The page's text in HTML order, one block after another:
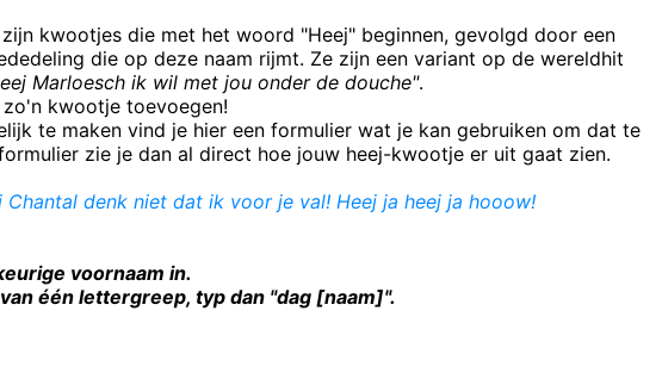
kwootjes die met het woord "Heej" beginnen, gevolgd door een
die op deze naam rijmt. Ze zijn een variant op de wereldhit
Marloesch ik wil met jou onder de douche".
kwootje toevoegen!
te maken vind je hier een formulier wat je kan gebruiken om dat te
zie je dan al direct hoe jouw heej-kwootje er uit gaat zien.
Chantal denk niet dat ik voor je val! Heej ja heej ja hooow!
voornaam in.
één lettergreep, typ dan "dag [naam]".